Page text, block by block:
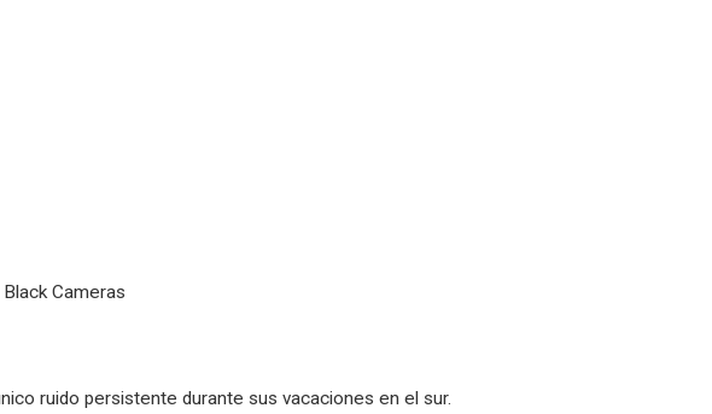
ruido persistente durante sus vacaciones en el sur.